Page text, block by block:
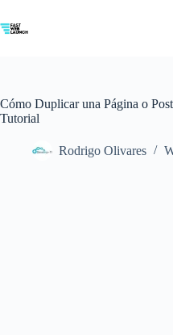
al
contenido
Cómo Duplicar una Página o
Tutorial
Rodrigo Olivares